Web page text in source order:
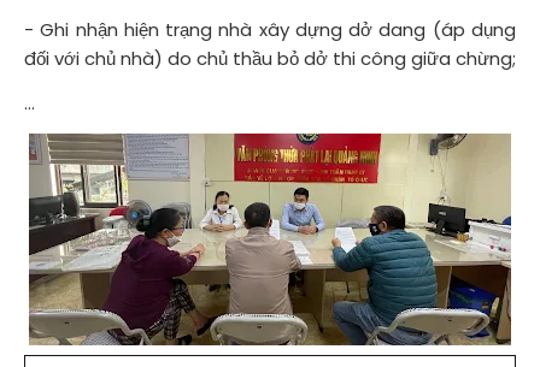
- Ghi nhận hiện trạng nhà xây dựng dở dang (áp dụng
đối với chủ nhà) do chủ thầu bỏ dở thi công giữa chừng;
...